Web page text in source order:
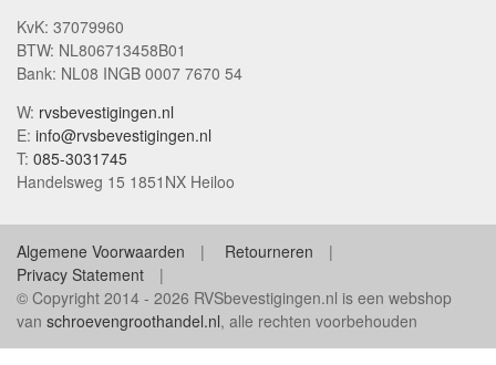
KvK: 37079960
BTW: NL806713458B01
Bank: NL08 INGB 0007 7670 54
W: rvsbevestigingen.nl
E: info@rvsbevestigingen.nl
T: 085-3031745
Handelsweg 15 1851NX Heiloo
Algemene Voorwaarden
Retourneren
Privacy Statement
© Copyright 2014 - 2026 RVSbevestigingen.nl is een webshop
van schroevengroothandel.nl, alle rechten voorbehouden